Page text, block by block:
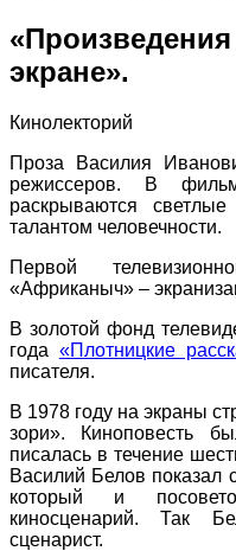
экране».
Кинолекторий
Проза Василия
режиссеров. В
раскрываются
талантом человечности.
Первой
«Африканыч» –
В золотой фонд
года «Плотницкие
писателя.
В 1978 году на экраны
зори». Киноповесть
писалась в течение
Василий Белов показал
который и
киносценарий. Так
сценарист.